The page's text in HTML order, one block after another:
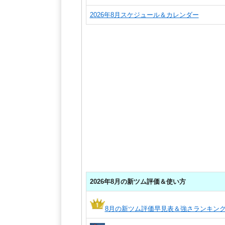
2026年8月スケジュール＆カレンダー
2026年8月の新ツム評価＆使い方
8月の新ツム評価早見表＆強さランキン